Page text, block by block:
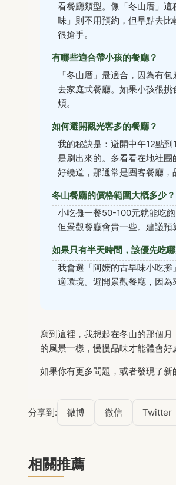
看餐廳類型。像「冬山厝」
味」則不用預約，但早點去
很搶手。
有哪些適合帶小孩的餐廳？
「冬山厝」最適合，因為有
去家庭式餐廳。如果小孩很
煩。
如何避開觀光客多的餐廳？
我的秘訣是：避開中午12點
是刷出來的。多看看在地社
好繞道，那通常是團客餐廳，
冬山餐廳的價格範圍大概多少？
小吃攤一餐50-100元就能吃
但景觀餐廳會貴一些。建議
如果只有半天時間，該優先吃哪
我會選「阿嬤的古早味小吃
適環境。避開景觀餐廳，因為
寫到這裡，我想起在冬山的那個
的風景一樣，慢慢品味才能體會
如果你有更多問題，或者發現了新
分享到: 微博 微信 Twitter
相關推薦